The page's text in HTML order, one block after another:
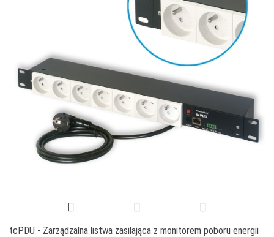
tcPDU - Zarządzalna listwa zasilająca z monitorem poboru energii